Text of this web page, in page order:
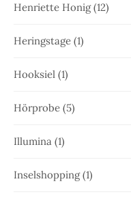
Henriette Honig(12)
Heringstage (1)
Hooksiel (1)
Hörprobe (5)
Illumina (1)
Inselshopping(1)